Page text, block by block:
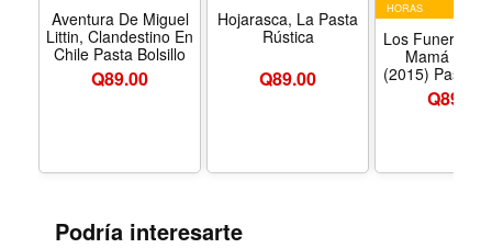
Aventura De Miguel
Littin, Clandestino En
Chile Pasta Bolsillo
Q89.00
Hojarasca, La Pasta
Rústica
Q89.00
HORAS
Los Funerales
Mamá
(2015) Pasta
Q89.00
Podría interesarte